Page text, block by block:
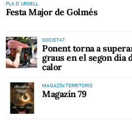
PLA D' URGELL
Festa Major de Golmés
SOCIETAT
Ponent torna a
graus en el segon dia
calor
MAGAZÍN TERRITORIS
Magazín 79